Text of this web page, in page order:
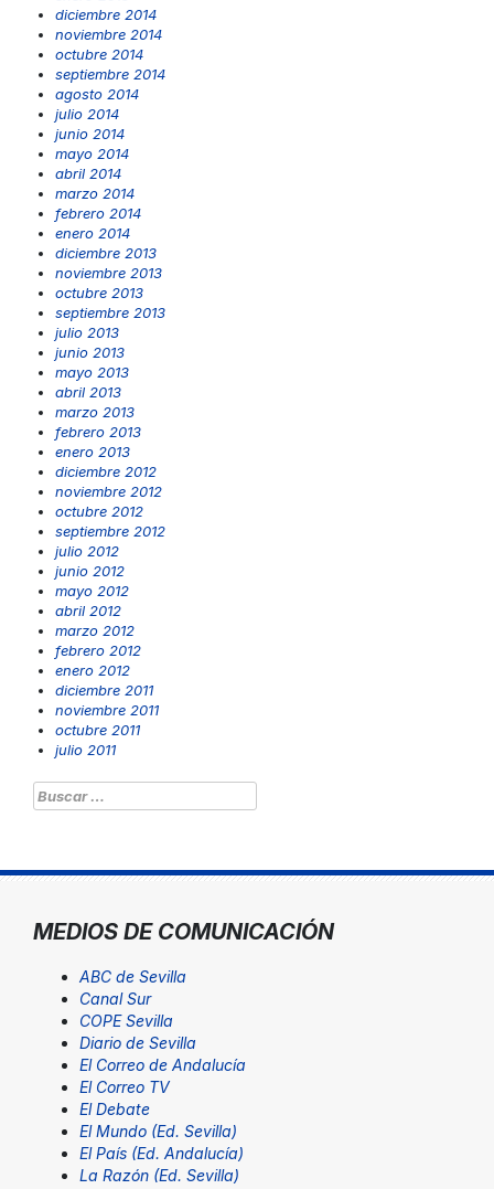
diciembre 2014
noviembre 2014
octubre 2014
septiembre 2014
agosto 2014
julio 2014
junio 2014
mayo 2014
abril 2014
marzo 2014
febrero 2014
enero 2014
diciembre 2013
noviembre 2013
octubre 2013
septiembre 2013
julio 2013
junio 2013
mayo 2013
abril 2013
marzo 2013
febrero 2013
enero 2013
diciembre 2012
noviembre 2012
octubre 2012
septiembre 2012
julio 2012
junio 2012
mayo 2012
abril 2012
marzo 2012
febrero 2012
enero 2012
diciembre 2011
noviembre 2011
octubre 2011
julio 2011
Buscar:
MEDIOS DE COMUNICACIÓN
ABC de Sevilla
Canal Sur
COPE Sevilla
Diario de Sevilla
El Correo de Andalucía
El Correo TV
El Debate
El Mundo (Ed. Sevilla)
El País (Ed. Andalucía)
La Razón (Ed. Sevilla)